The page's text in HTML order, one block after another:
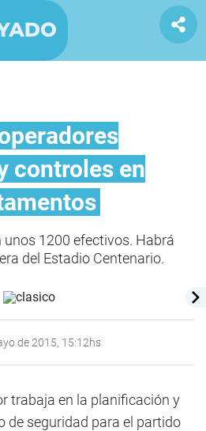
controles en
1200 efectivos. Habrá
del Estadio Centenario.
de 2015, 15:12hs
trabaja en la planificación y
de seguridad para el partido